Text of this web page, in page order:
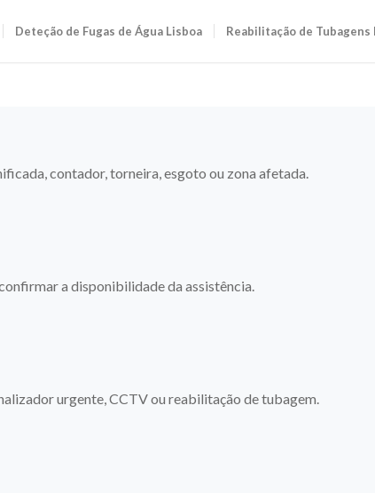
Deteção de Fugas de Água Lisboa Reabilitação de Tubagens
contador, torneira, esgoto ou zona afetada.
a disponibilidade da assistência.
urgente, CCTV ou reabilitação de tubagem.